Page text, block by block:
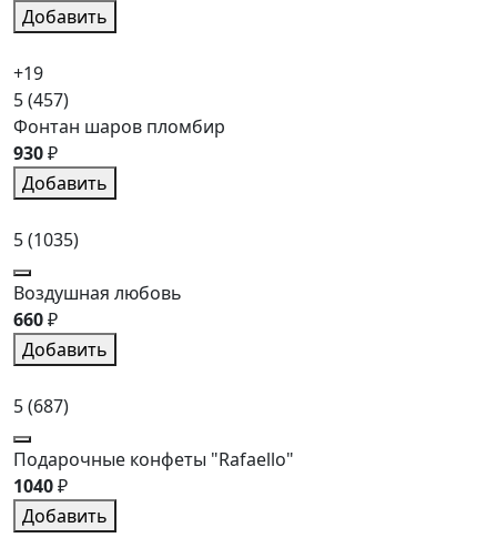
Добавить
+19
5(457)
Фонтан шаров пломбир
930₽
Добавить
5(1035)
Воздушная любовь
660₽
Добавить
5(687)
Подарочные конфеты "Rafaello"
1040₽
Добавить